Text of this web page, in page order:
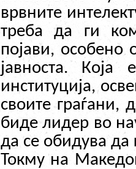
врвните
треба да ги
појави, особено
јавноста.
институција,
своите граѓани,
биде лидер во
да се обидува да
Токму на